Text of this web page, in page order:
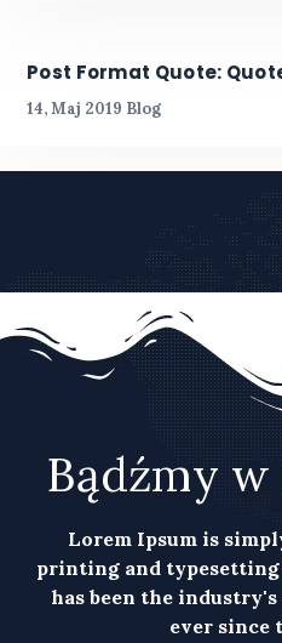
Post Format Quote:
14, Maj 2019 Blog
Bądźmy
Lorem Ipsum is
printing and
has been the
ever since